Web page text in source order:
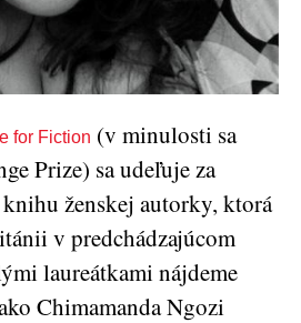
for Fiction (v minulosti sa
Prize) sa udeľuje za
ženskej autorky, ktorá
v predchádzajúcom
laureátkami nájdeme
Chimamanda Ngozi